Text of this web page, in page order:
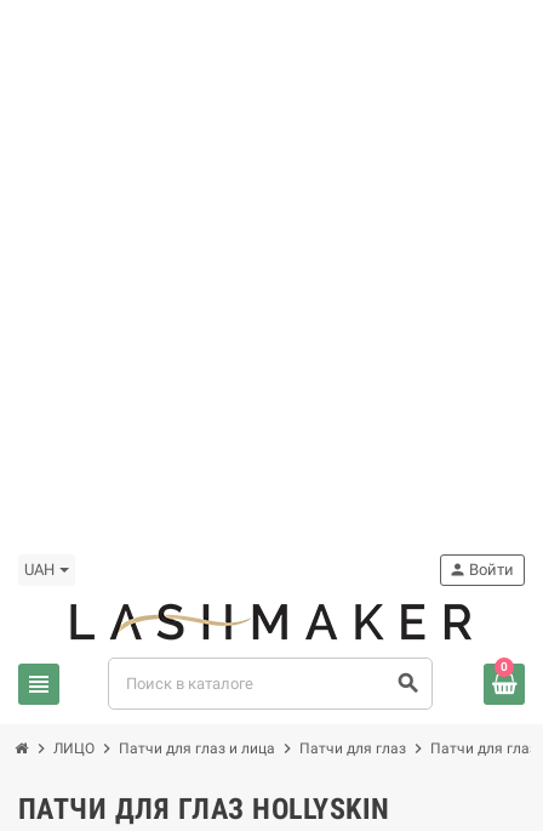
UAH
view_headline search
person Войти
0
chevron_right ЛИЦО chevron_right Патчи для глаз и лица chevron_right Патчи для глаз chevron_right Патчи для глаз
ПАТЧИ ДЛЯ ГЛАЗ HOLLYSKIN